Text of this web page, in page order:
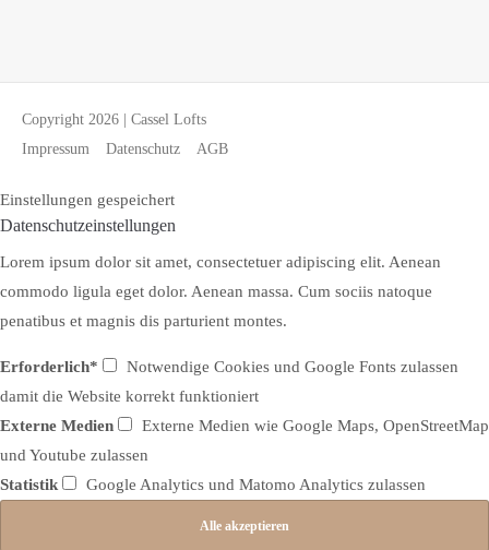
Copyright 2026 | Cassel Lofts
Impressum
Datenschutz AGB
Einstellungen gespeichert
Datenschutzeinstellungen
Lorem ipsum dolor sit amet, consectetuer adipiscing elit. Aenean
commodo ligula eget dolor. Aenean massa. Cum sociis natoque
penatibus et magnis dis parturient montes.
Erforderlich*
Notwendige Cookies und Google Fonts zulassen
damit die Website korrekt funktioniert
Externe Medien
Externe Medien wie Google Maps, OpenStreetMap
und Youtube zulassen
Statistik
Google Analytics und Matomo Analytics zulassen